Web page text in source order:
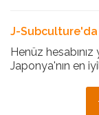
J-Subculture'da
Henüz
Japonya'nın en